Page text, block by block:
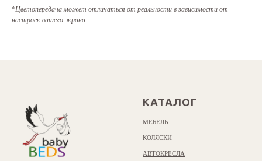
*Цветопередача может отличаться от реальности в зависимости от
настроек вашего экрана.
КАТАЛОГ
МЕБЕЛЬ
КОЛЯСКИ
АВТОКРЕСЛА